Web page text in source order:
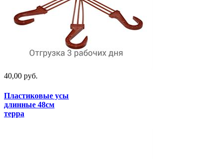
40,00 руб.
Пластиковые усы
длинные 48см
терра